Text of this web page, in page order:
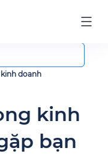
doanh
kinh
bạn